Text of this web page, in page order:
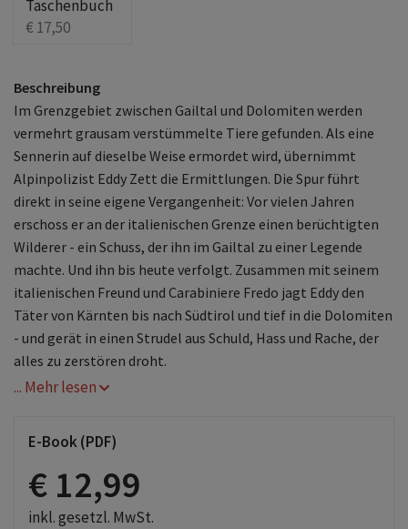
Taschenbuch
€ 17,50
Beschreibung
Im Grenzgebiet zwischen Gailtal und Dolomiten werden
vermehrt grausam verstümmelte Tiere gefunden. Als eine
Sennerin auf dieselbe Weise ermordet wird, übernimmt
Alpinpolizist Eddy Zett die Ermittlungen. Die Spur führt
direkt in seine eigene Vergangenheit: Vor vielen Jahren
erschoss er an der italienischen Grenze einen berüchtigten
Wilderer - ein Schuss, der ihn im Gailtal zu einer Legende
machte. Und ihn bis heute verfolgt. Zusammen mit seinem
italienischen Freund und Carabiniere Fredo jagt Eddy den
Täter von Kärnten bis nach Südtirol und tief in die Dolomiten
- und gerät in einen Strudel aus Schuld, Hass und Rache, der
alles zu zerstören droht.
Werbliche Überschrift
... Mehr lesen
E-Book (PDF)
€ 12,99
inkl. gesetzl. MwSt.